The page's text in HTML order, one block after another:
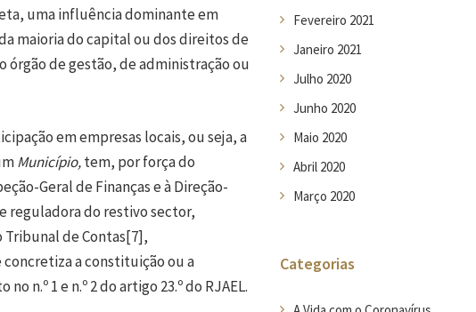
uma influência dominante em
maioria do capital ou dos direitos de
de gestão, de administração ou
em empresas locais, ou seja, a
Município,tem, por força do
Geral de Finanças e à Direção-
reguladora do restivo sector,
Tribunal de Contas[7],
a constituição ou a
n.º 1 e n.º 2 do artigo 23.º do RJAEL.
Fevereiro 2021
Janeiro 2021
Julho 2020
Junho 2020
Maio 2020
Abril 2020
Março 2020
Categorias